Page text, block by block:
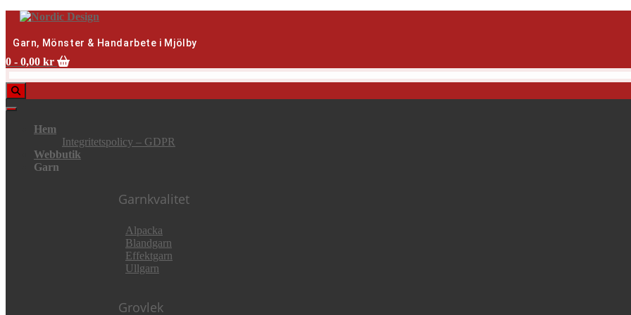
Skip
content
Garn, Mönster & Handarbete i Mjölby
0 - 0,00 kr
Hem
Integritetspolicy – GDPR
Webbutik
Garn
Garnkvalitet
Alpacka
Blandgarn
Effektgarn
Ullgarn
Grovlek